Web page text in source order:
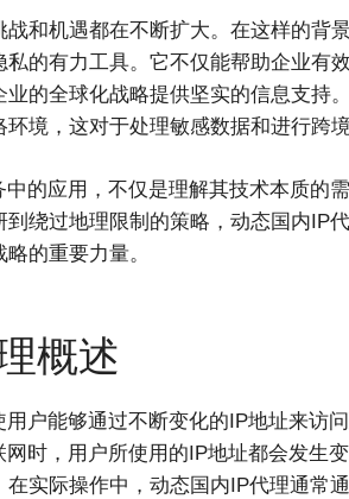
和机遇都在不断扩大。在这样的背
的有力工具。它不仅能帮助企业有
的全球化战略提供坚实的信息支持
境，这对于处理敏感数据和进行跨
的应用，不仅是理解其技术本质的
绕过地理限制的策略，动态国内IP
的重要力量。
概述
户能够通过不断变化的IP地址来访
网时，用户所使用的IP地址都会发生
实际操作中，动态国内IP代理通常